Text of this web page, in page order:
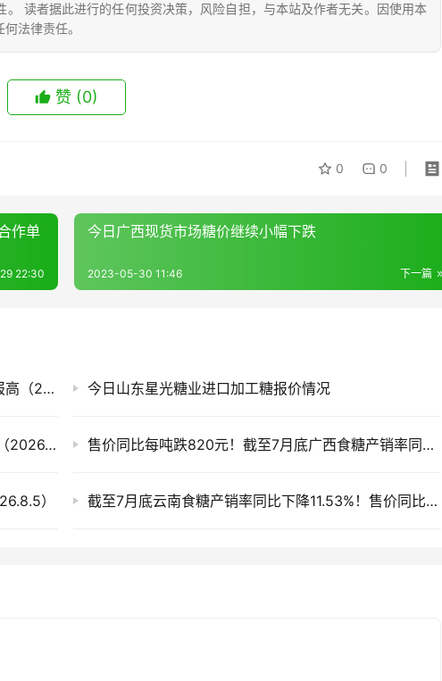
读者据此进行的任何投资决策，风险自担，与本站及作者无关。因使用本
法律责任。
赞 (0)
0 0
作单
22:30
今日广西现货市场糖价继续小幅下跌
下一篇
2023-05-30 11:46
白糖期货迎来上涨，今日国内各现货市场糖价报高（2026.8.7） 今日山东星光糖业进口加工糖报价情况
滇、桂产销率偏低 今日全国各地现货市场糖价（2026.8.6） 售价同比每吨跌820元！截至7月底广西食糖产销率同比下降13.77%
） 截至7月底云南食糖产销率同比下降11.53%！售价同比下跌900元/吨